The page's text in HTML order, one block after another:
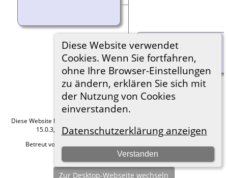
Diese Website verwendet
Cookies. Wenn Sie fortfahren,
ohne Ihre Browser-Einstellungen
zu ändern, erklären Sie sich mit
der Nutzung von Cookies
einverstanden.
Datenschutzerklärung anzeigen
Verstanden
Diese Website läuft mit
15.0.3, programmiert von Darrin Lythgoe © 2001-2026.
Betreut von
Hier geht es zum Impressum
Zur Desktop-Webseite wechseln